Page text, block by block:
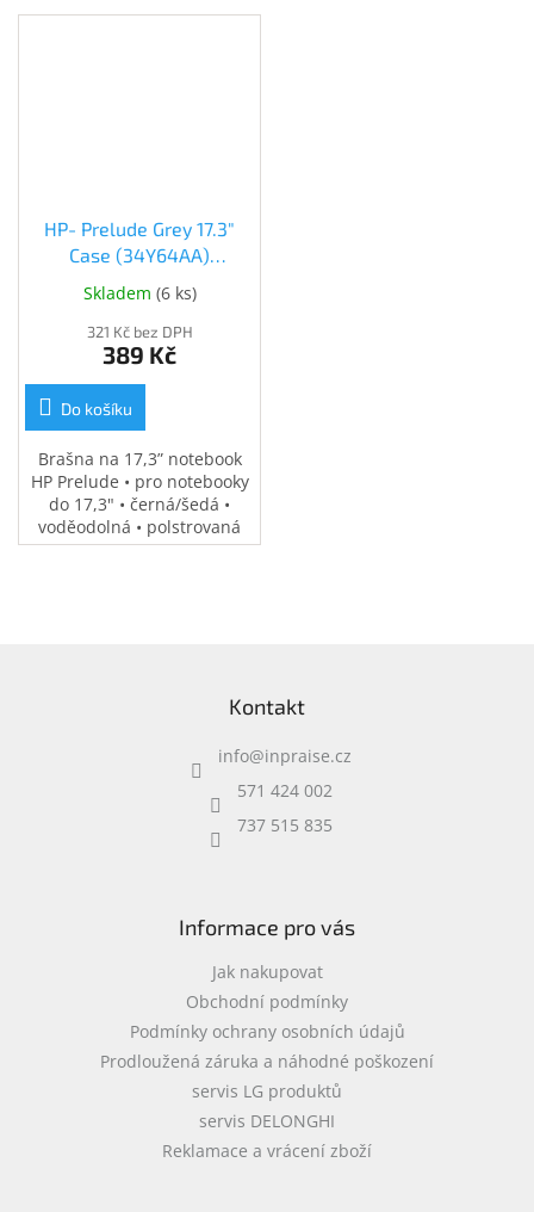
HP- Prelude Grey 17.3"
Case (34Y64AA)
(34Y64AA)
Skladem (6 ks)
321 Kč bez DPH
389 Kč
Do košíku
Brašna na 17,3” notebook
HP Prelude • pro notebooky
do 17,3" • černá/šedá •
voděodolná • polstrovaná
přihrádka na notebook •
Kontakt
info@inpraise.cz
571 424 002
737 515 835
Informace pro vás
Jak nakupovat
Obchodní podmínky
Podmínky ochrany osobních údajů
Prodloužená záruka a náhodné poškození
servis LG produktů
servis DELONGHI
Reklamace a vrácení zboží